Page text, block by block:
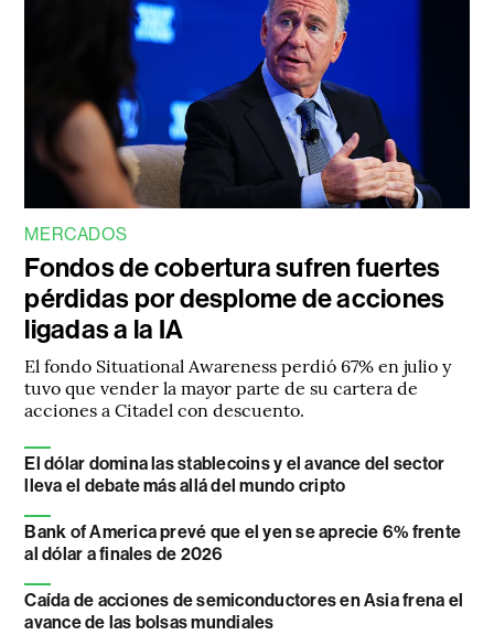
MERCADOS
Fondos de cobertura sufren fuertes
pérdidas por desplome de acciones
ligadas a la IA
El fondo Situational Awareness perdió 67% en julio y
tuvo que vender la mayor parte de su cartera de
acciones a Citadel con descuento.
El dólar domina las stablecoins y el avance del sector
lleva el debate más allá del mundo cripto
Bank of America prevé que el yen se aprecie 6% frente
al dólar a finales de 2026
Caída de acciones de semiconductores en Asia frena el
avance de las bolsas mundiales